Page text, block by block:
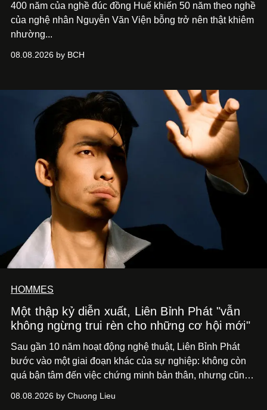
400 năm của nghề đúc đồng Huế khiến 50 năm theo nghề
của nghệ nhân Nguyễn Văn Viện bỗng trở nên thật khiêm
nhường...
08.08.2026 by BCH
HOMMES
Một thập kỷ diễn xuất, Liên Bỉnh Phát "vẫn
không ngừng trui rèn cho những cơ hội mới"
Sau gần 10 năm hoạt động nghệ thuật, Liên Bỉnh Phát
bước vào một giai đoạn khác của sự nghiệp: không còn
quá bận tâm đến việc chứng minh bản thân, nhưng cũng
phim điện ảnh trong nửa đầu 2026 đến hành trình trở lại
08.08.2026 by Chuong Lieu